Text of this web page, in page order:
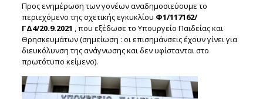
Προς ενημέρωση των γονέων αναδημοσιεύουμε το
περιεχόμενο της σχετικής εγκυκλίου Φ1/117162/
ΓΔ4/20.9.2021 , που εξέδωσε το Υπουργείο Παιδείας και
Θρησκευμάτων (σημείωση : οι επισημάνσεις έχουν γίνει για
διευκόλυνση της ανάγνωσης και δεν υφίστανται στο
πρωτότυπο κείμενο).